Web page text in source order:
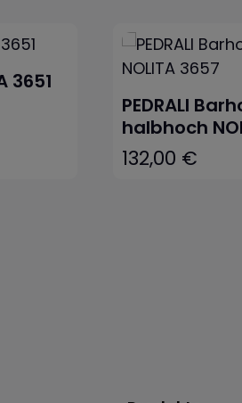
3651
PEDRALI
halbhoch
Regulärer Preis:
132,00 €